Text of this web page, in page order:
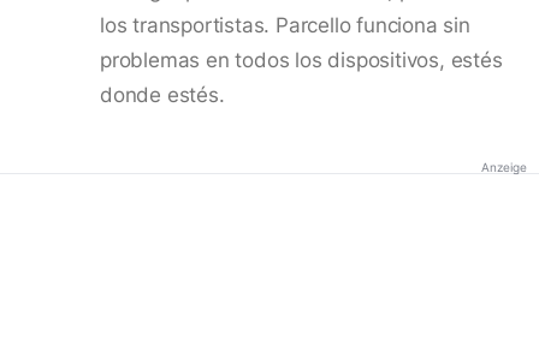
los transportistas. Parcello funciona sin
problemas en todos los dispositivos, estés
donde estés.
Anzeige